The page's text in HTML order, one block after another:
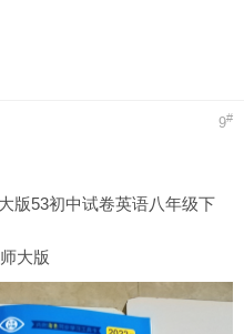
9#
版53初中试卷英语八年级下
大版